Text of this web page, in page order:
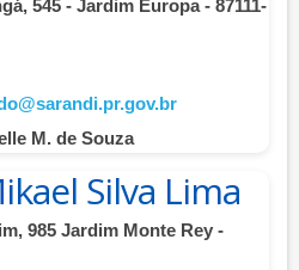
545 - Jardim Europa - 87111-
M. de Souza
Silva Lima
985 Jardim Monte Rey -